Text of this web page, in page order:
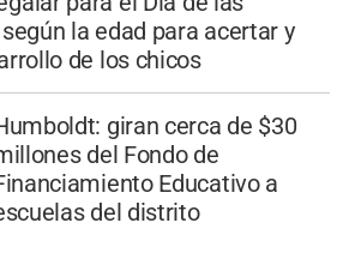
la edad para acertar y
de los chicos
giran cerca de $30
del Fondo de
Educativo a
del distrito